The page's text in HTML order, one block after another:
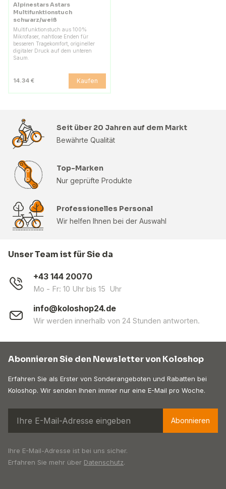
Alpinestars Astars
Multifunktionstuch
schwarz/weiß
Multifunktionstuch aus 100%
Mikrofaser, nahtlose Enden für
besseren Tragekomfort, origineller
digitaler Druck auf dem unteren
Saum.
14.34 € Kaufen
Seit über 20 Jahren auf dem Markt
Bewährte Qualität
Top-Marken
Nur geprüfte Produkte
Professionelles Personal
Wir helfen Ihnen bei der Auswahl
Unser Team ist für Sie da
+43 144 20070
Mo - Fr: 10 Uhr bis 15 Uhr
info@koloshop24.de
Wir werden innerhalb von 24 Stunden antworten.
Abonnieren Sie den Newsletter von Koloshop
Erfahren Sie als Erster von Sonderangeboten und Rabatten bei
Koloshop. Wir senden Ihnen immer nur eine E-Mail pro Woche.
Abonnieren
Ihre E-Mail-Adresse ist bei uns sicher.
Erfahren Sie mehr über Datenschutz.